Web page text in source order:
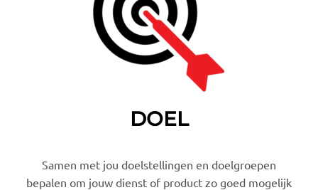
DOEL
Samen met jou doelstellingen en doelgroepen
bepalen om jouw dienst of product zo goed mogelijk